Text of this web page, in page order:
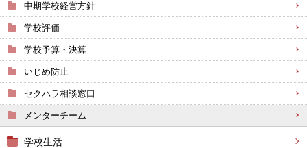
中期学校経営方針
学校評価
学校予算・決算
いじめ防止
セクハラ相談窓口
メンターチーム
学校生活